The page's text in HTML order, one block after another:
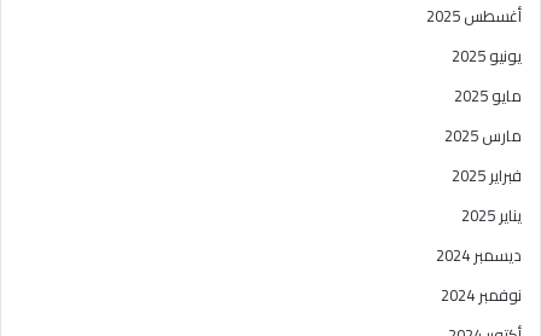
أغسطس 2025
يونيو 2025
مايو 2025
مارس 2025
فبراير 2025
يناير 2025
ديسمبر 2024
نوفمبر 2024